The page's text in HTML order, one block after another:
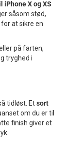
iPhone X og XS
såsom stød,
at sikre en
på farten,
tryghed i
tidløst. Etsort
om du er til
finish giver et